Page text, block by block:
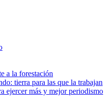
a la forestación
tierra para las que la trabajan
ejercer más y mejor periodismo